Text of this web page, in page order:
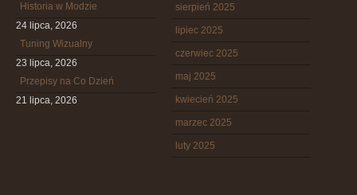
Historia w Modzie
24 lipca, 2026
Tuning Wizualny
23 lipca, 2026
Przepisy na Co Dzień
21 lipca, 2026
sierpień 2025
lipiec 2025
czerwiec 2025
maj 2025
kwiecień 2025
marzec 2025
luty 2025